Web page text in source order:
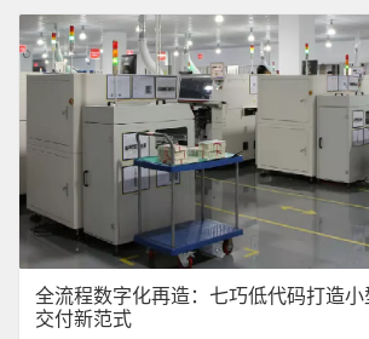
全流程数字化再造‌：七巧低代码打造
交付新范式‌